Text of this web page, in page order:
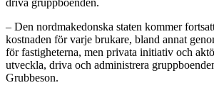
driva gruppboenden.
– Den nordmakedonska staten kommer
kostnaden för varje brukare, bland annat
för fastigheterna, men privata initiativ och
utveckla, driva och administrera
Grubbeson.